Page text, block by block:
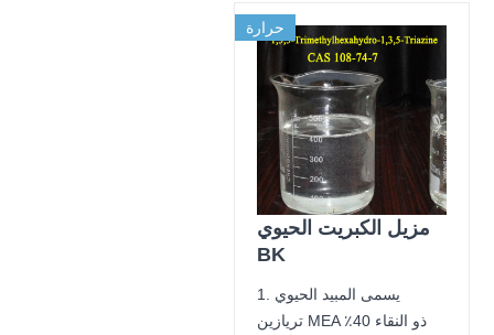
حرارة
مزيل الكبريت الحيوي
BK
1. يسمى المبيد الحيوي
تريازين MEA ذو النقاء 40٪